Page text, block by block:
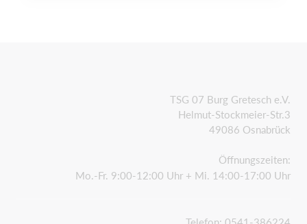
TSG 07 Burg Gretesch e.V.
Helmut-Stockmeier-Str.3
49086 Osnabrück
Öffnungszeiten:
Mo.-Fr. 9:00-12:00 Uhr + Mi. 14:00-17:00 Uhr